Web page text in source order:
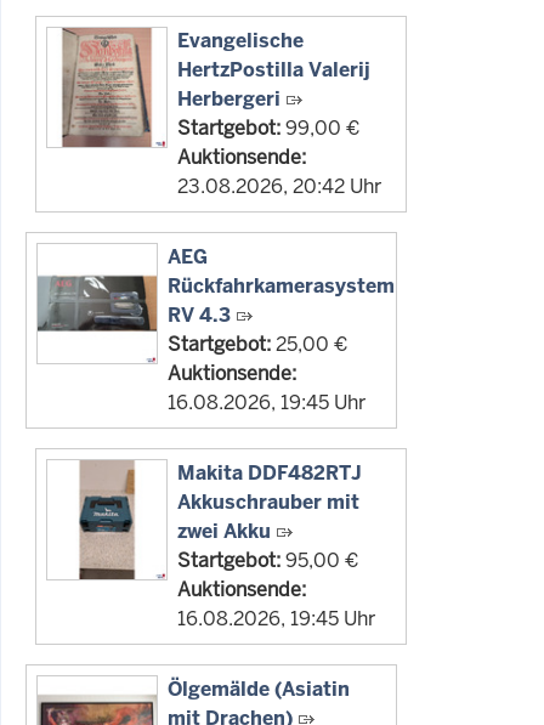
Evangelische
HertzPostilla Valerij
Herbergeri
Startgebot:99,00 €
Auktionsende:
23.08.2026, 20:42 Uhr
AEG
Rückfahrkamerasystem
RV 4.3
Startgebot:25,00 €
Auktionsende:
16.08.2026, 19:45 Uhr
Makita DDF482RTJ
Akkuschrauber mit
zwei Akku
Startgebot:95,00 €
Auktionsende:
16.08.2026, 19:45 Uhr
Ölgemälde (Asiatin
mit Drachen)